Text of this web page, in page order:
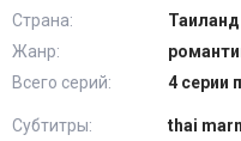
Страна:
Таиланд
Жанр:
Всего серий:
4 серии
Субтитры:
thai